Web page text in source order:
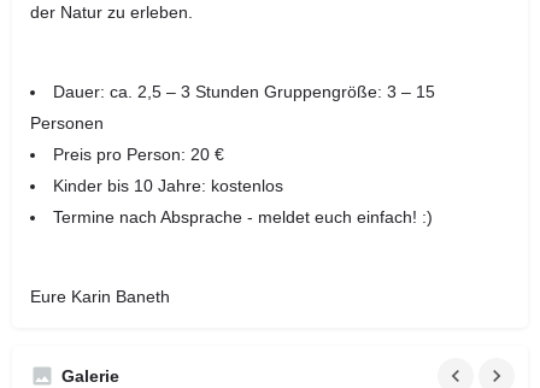
der Natur zu erleben.
Dauer: ca. 2,5 – 3 Stunden Gruppengröße: 3 – 15
Personen
Preis pro Person: 20 €
Kinder bis 10 Jahre: kostenlos
Termine nach Absprache - meldet euch einfach! :)
Eure Karin Baneth
Galerie